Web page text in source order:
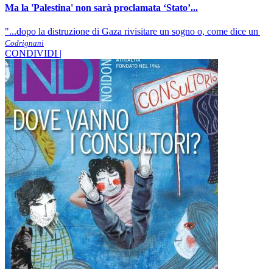
Ma la 'Palestina' non sarà proclamata ‘Stato’...
"...dopo la distruzione di Gaza rivisitare un sogno o, come dice
Codrignani
CONDIVIDI |